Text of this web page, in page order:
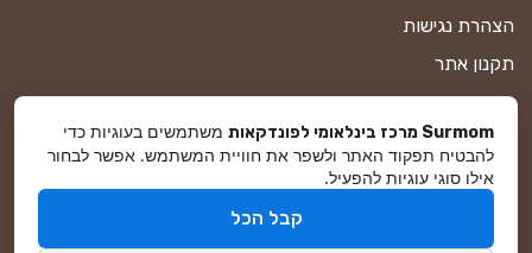
הצהרת נגישות
תקנון אתר
מדיניות פרטיות
מפת אתר
Surmom מרכז בינלאומי לפונדקאות
משתמשים בעוגיות כדי
להבטיח תפקוד האתר ולשפר את חוויית המשתמש. אפשר לבחור
אילו סוגי עוגיות להפעיל.
קבל הכל